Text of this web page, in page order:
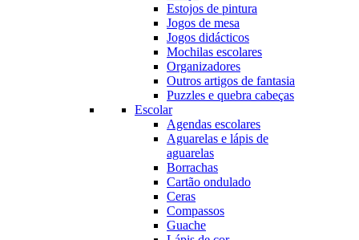
Estojos de pintura
Jogos de mesa
Jogos didácticos
Mochilas escolares
Organizadores
Outros artigos de fantasia
Puzzles e quebra cabeças
Escolar
Agendas escolares
Aguarelas e lápis de
aguarelas
Borrachas
Cartão ondulado
Ceras
Compassos
Guache